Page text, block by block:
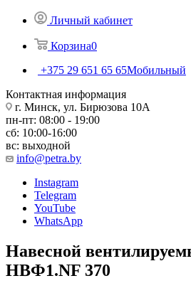
Личный кабинет
Корзина0
+375 29 651 65 65Мобильный
Контактная информация
г. Минск, ул. Бирюзова 10А
пн-пт: 08:00 - 19:00
сб: 10:00-16:00
вс: выходной
info@petra.by
Instagram
Telegram
YouTube
WhatsApp
Навесной
НВФ1.NF 370